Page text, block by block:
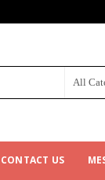
All
CONTACT US